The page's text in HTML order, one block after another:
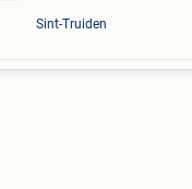
Sint-Truiden